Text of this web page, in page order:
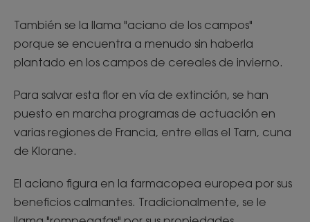
También se la llama "aciano de los campos"
porque se encuentra a menudo sin haberla
plantado en los campos de cereales de invierno.
Para salvar esta flor en vía de extinción, se han
puesto en marcha programas de actuación en
varias regiones de Francia, entre ellas el Tarn, cuna
de Klorane.
El aciano figura en la farmacopea europea por sus
beneficios calmantes. Tradicionalmente, se le